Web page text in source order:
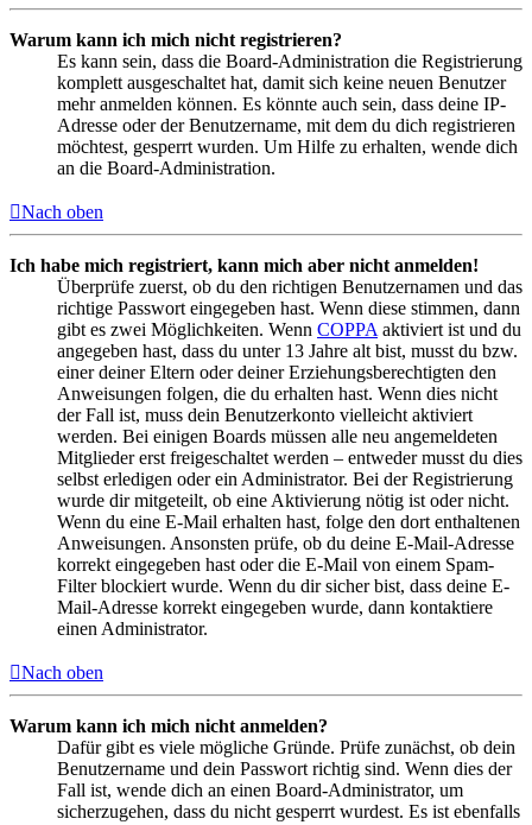
Warum kann ich mich nicht registrieren?
Es kann sein, dass die Board-Administration die Registrierung
komplett ausgeschaltet hat, damit sich keine neuen Benutzer
mehr anmelden können. Es könnte auch sein, dass deine IP-
Adresse oder der Benutzername, mit dem du dich registrieren
möchtest, gesperrt wurden. Um Hilfe zu erhalten, wende dich
an die Board-Administration.
Nach oben
Ich habe mich registriert, kann mich aber nicht anmelden!
Überprüfe zuerst, ob du den richtigen Benutzernamen und das
richtige Passwort eingegeben hast. Wenn diese stimmen, dann
gibt es zwei Möglichkeiten. Wenn COPPA aktiviert ist und du
angegeben hast, dass du unter 13 Jahre alt bist, musst du bzw.
einer deiner Eltern oder deiner Erziehungsberechtigten den
Anweisungen folgen, die du erhalten hast. Wenn dies nicht
der Fall ist, muss dein Benutzerkonto vielleicht aktiviert
werden. Bei einigen Boards müssen alle neu angemeldeten
Mitglieder erst freigeschaltet werden – entweder musst du dies
selbst erledigen oder ein Administrator. Bei der Registrierung
wurde dir mitgeteilt, ob eine Aktivierung nötig ist oder nicht.
Wenn du eine E-Mail erhalten hast, folge den dort enthaltenen
Anweisungen. Ansonsten prüfe, ob du deine E-Mail-Adresse
korrekt eingegeben hast oder die E-Mail von einem Spam-
Filter blockiert wurde. Wenn du dir sicher bist, dass deine E-
Mail-Adresse korrekt eingegeben wurde, dann kontaktiere
einen Administrator.
Nach oben
Warum kann ich mich nicht anmelden?
Dafür gibt es viele mögliche Gründe. Prüfe zunächst, ob dein
Benutzername und dein Passwort richtig sind. Wenn dies der
Fall ist, wende dich an einen Board-Administrator, um
sicherzugehen, dass du nicht gesperrt wurdest. Es ist ebenfalls